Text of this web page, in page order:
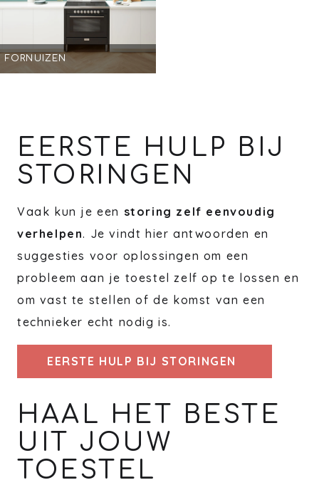
FORNUIZEN
EERSTE HULP BIJ
STORINGEN
Vaak kun je een storing zelf eenvoudig
verhelpen. Je vindt hier antwoorden en
suggesties voor oplossingen om een
probleem aan je toestel zelf op te lossen en
om vast te stellen of de komst van een
technieker echt nodig is.
EERSTE HULP BIJ STORINGEN
HAAL HET BESTE
UIT JOUW
TOESTEL